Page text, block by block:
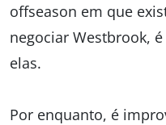
offseason em que
negociar Westbrook,
elas.
Por enquanto, é